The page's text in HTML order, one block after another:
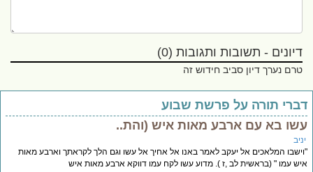
דיונים - תשובות ותגובות (0)
טרם נערך דיון סביב חידוש זה
תורה על פרשת שבוע
בא עם ארבע מאות איש (והת..
המלאכים אל יעקב לאמר באנו אל אחיך אל עשו וגם הלך לקראתך וארבע מאות
עמו " (בראשית לב ,ז ). מדוע עשו לקח עמו דווקא ארבע מאות איש